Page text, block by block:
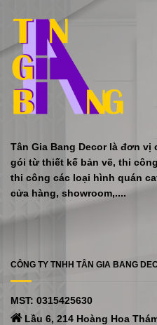
Tân Gia Bang Decor là đơn
gói từ thiết kế bản vẽ, thi
thi công các loại hình quán
cửa hàng, showroom,....
CÔNG TY TNHH TÂN GIA BANG
MST: 0315425630
Lầu 6, 214 Hoàng Hoa